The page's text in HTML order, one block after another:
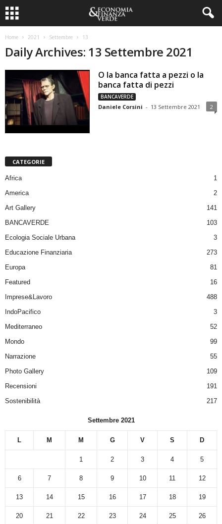
Home 2021 Settembre 13
Daily Archives: 13 Settembre 2021
O la banca fatta a pezzi o la
banca fatta di pezzi
BANCAVERDE
Daniele Corsini - 13 Settembre 2021 2
CATEGORIE
Africa
1
America
2
Art Gallery
141
BANCAVERDE
103
Ecologia Sociale Urbana
3
Educazione Finanziaria
273
Europa
81
Featured
16
Imprese&Lavoro
488
IndoPacifico
3
Mediterraneo
52
Mondo
99
Narrazione
55
Photo Gallery
109
Recensioni
191
Sostenibilità
217
Settembre 2021
L M M G V S D
1 2 3 4 5
6 7 8 9 10 11 12
13 14 15 16 17 18 19
20 21 22 23 24 25 26